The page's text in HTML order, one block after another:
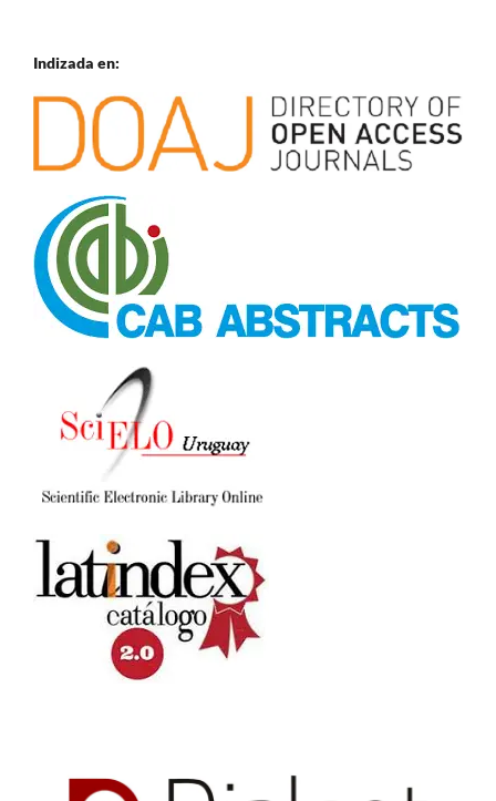
Indizada en: